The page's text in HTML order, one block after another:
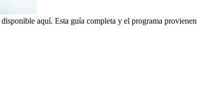
aquí. Esta guía completa y el programa provienen